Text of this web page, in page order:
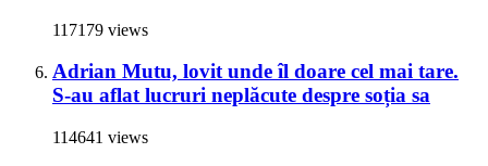
117179 views
Adrian Mutu, lovit unde îl doare cel mai tare.
S-au aflat lucruri neplăcute despre soția sa
114641 views